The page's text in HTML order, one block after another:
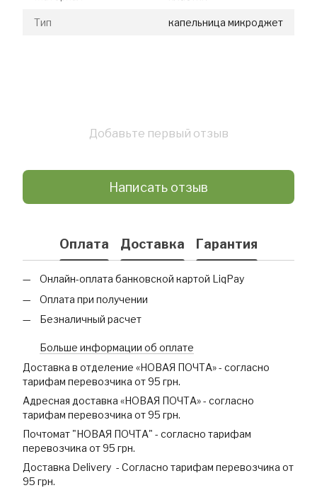
Тип капельница микроджет
Добавьте первый отзыв
Написать отзыв
Оплата Доставка Гарантия
Онлайн-оплата банковской картой LiqPay
Оплата при получении
Безналичный расчет
Больше информации об оплате
Доставка в отделение «НОВАЯ ПОЧТА» - согласно
тарифам перевозчика от 95 грн.
Адресная доставка «НОВАЯ ПОЧТА» - согласно
тарифам перевозчика от 95 грн.
Почтомат "НОВАЯ ПОЧТА" - согласно тарифам
перевозчика от 95 грн.
Доставка Delivery - Согласно тарифам перевозчика от
95 грн.